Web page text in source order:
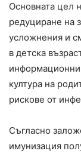
Основната цел
редуциране на
усложнения и
в детска
информационни
култура на
рискове от
Съгласно
имунизация